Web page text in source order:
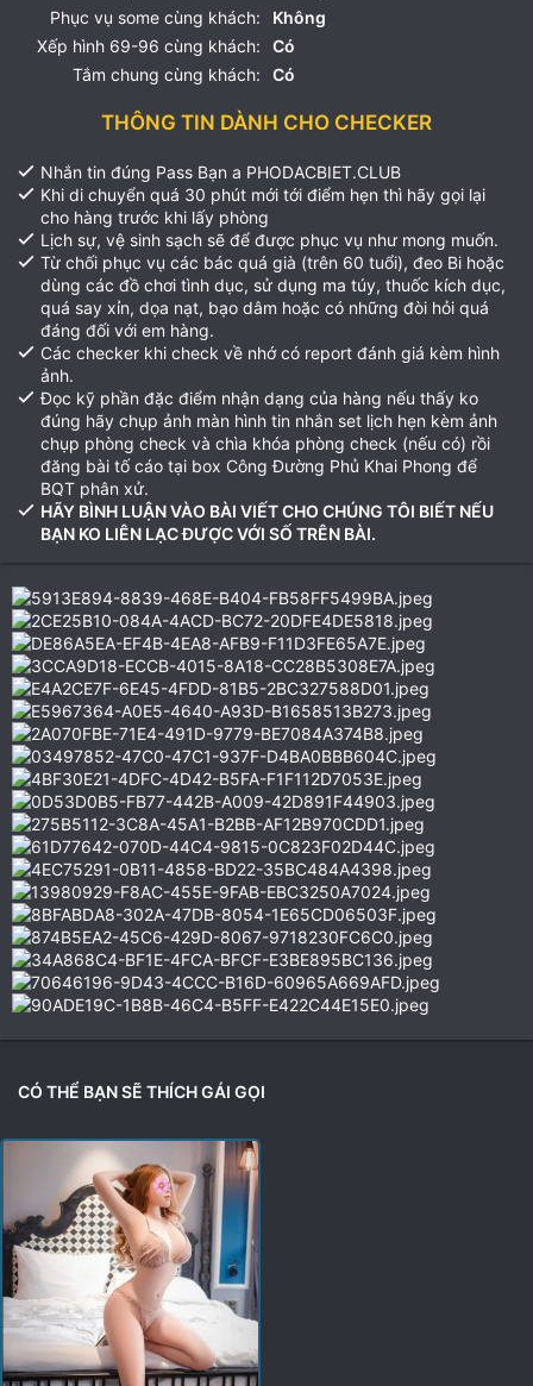
Phục vụ some cùng khách:
Không
Xếp hình 69-96 cùng khách:
Có
Tắm chung cùng khách:
Có
THÔNG TIN DÀNH CHO CHECKER
Nhắn tin đúng Pass Bạn a PHODACBIET.CLUB
Khi di chuyển quá 30 phút mới tới điểm hẹn thì hãy gọi lại
cho hàng trước khi lấy phòng
Lịch sự, vệ sinh sạch sẽ để được phục vụ như mong muốn.
Từ chối phục vụ các bác quá già (trên 60 tuổi), đeo Bi hoặc
dùng các đồ chơi tình dục, sử dụng ma túy, thuốc kích dục,
quá say xỉn, dọa nạt, bạo dâm hoặc có những đòi hỏi quá
đáng đối với em hàng.
Các checker khi check về nhớ có report đánh giá kèm hình
ảnh.
Đọc kỹ phần đặc điểm nhận dạng của hàng nếu thấy ko
đúng hãy chụp ảnh màn hình tin nhắn set lịch hẹn kèm ảnh
chụp phòng check và chìa khóa phòng check (nếu có) rồi
đăng bài tố cáo tại box Công Đường Phủ Khai Phong để
BQT phân xử.
HÃY BÌNH LUẬN VÀO BÀI VIẾT CHO CHÚNG TÔI BIẾT NẾU
BẠN KO LIÊN LẠC ĐƯỢC VỚI SỐ TRÊN BÀI.
CÓ THỂ BẠN SẼ THÍCH GÁI GỌI